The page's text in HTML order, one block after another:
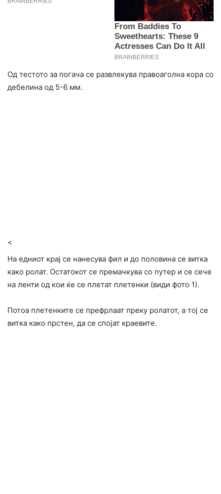
Од тестото за погача се развлекува правоаголна кора со
дебелина од 5-6 мм.
<
На едниот крај се нанесува фил и до половина се витка
како ролат. Остатокот се премачкува со путер и се сече
на ленти од кои ќе се плетат плетенки (види фото 1).
Потоа плетенките се префрлаат преку ролатот, а тој се
витка како прстен, да се спојат краевите.